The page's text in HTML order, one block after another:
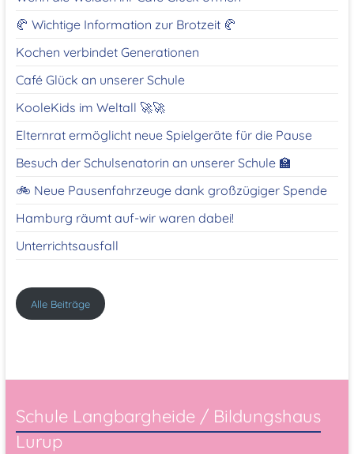
🥐 Wichtige Information zur Brotzeit 🥐
Kochen verbindet Generationen
Café Glück an unserer Schule
KooleKids im Weltall 🚀🚀
Elternrat ermöglicht neue Spielgeräte für die Pause
Besuch der Schulsenatorin an unserer Schule 🏫
🚲 Neue Pausenfahrzeuge dank großzügiger Spende
Hamburg räumt auf-wir waren dabei!
Unterrichtsausfall
Alle Beiträge
Schule Langbargheide / Bildungshaus
Lurup